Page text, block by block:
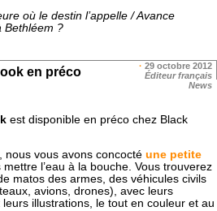
où le destin l’appelle / Avance
Bethléem ?
· 29 octobre 2012
Éditeur français
News
en préco
est disponible en préco chez Black
nous vous avons concocté une petite
mettre l’eau à la bouche. Vous trouverez
matos des armes, des véhicules civils
avions, drones), avec leurs
illustrations, le tout en couleur et au